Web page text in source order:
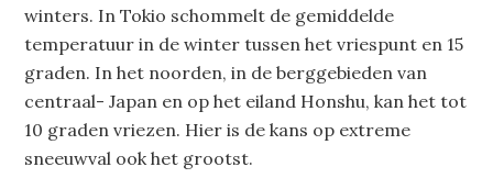
winters. In Tokio schommelt de gemiddelde
temperatuur in de winter tussen het vriespunt en 15
graden. In het noorden, in de berggebieden van
centraal- Japan en op het eiland Honshu, kan het tot
10 graden vriezen. Hier is de kans op extreme
sneeuwval ook het grootst.